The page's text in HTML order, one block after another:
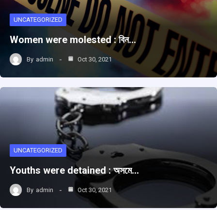
UNCATEGORIZED
Women were molested : বিন…
By admin Oct 30, 2021
UNCATEGORIZED
Youths were detained : অসমে…
By admin Oct 30, 2021